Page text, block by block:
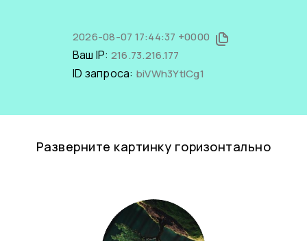
2026-08-07 17:44:37 +0000
Ваш IP: 216.73.216.177
ID запроса: biVWh3YtlCg1
Разверните картинку горизонтально